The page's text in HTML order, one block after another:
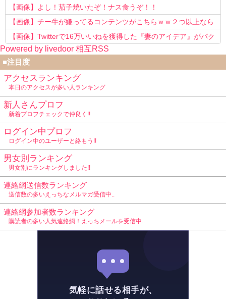
www
【画像】よし！茄子焼いたぞ！ナス食うぞ！！
【画像】チー牛が嫌ってるコンテンツがこちらｗｗ２つ以上なら
確定ｗｗ
【画像】Twitterで16万いいねを獲得した『妻のアイデア』がパク
リで草www
Powered by livedoor 相互RSS
■注目度
アクセスランキング
本日のアクセスが多い人ランキング
新人さんプロフ
新着プロフチェックで仲良く!!
ログイン中プロフ
ログイン中のユーザーと絡もう!!
男女別ランキング
男女別にランキングしました!!
連絡網送信数ランキング
送信数の多いえっちなメルマガ受信中..
連絡網参加者数ランキング
購読者の多い人気連絡網！えっちメールを受信中..
気軽に話せる相手が、